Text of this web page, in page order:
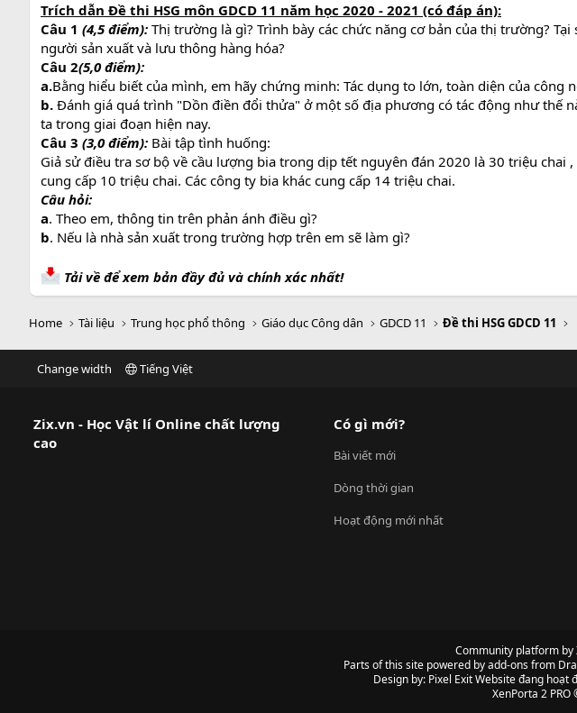
Trích dẫn Đề thi HSG môn GDCD 11 năm học 2020 - 2021 (có đáp án):
Câu 1 (4,5 điểm): Thị trường là gì? Trình bày các chức năng cơ bản của thị trường?
người sản xuất và lưu thông hàng hóa?
Câu 2(5,0 điểm):
a.Bằng hiểu biết của mình, em hãy chứng minh: Tác dụng to lớn, toàn diện của công
b. Đánh giá quá trình "Dồn điền đổi thửa" ở một số địa phương có tác động như thế
ta trong giai đoạn hiện nay.
Câu 3 (3,0 điểm): Bài tập tình huống:
Giả sử điều tra sơ bộ về cầu lượng bia trong dịp tết nguyên đán 2020 là 30 triệu chai
cung cấp 10 triệu chai. Các công ty bia khác cung cấp 14 triệu chai.
Câu hỏi:
a. Theo em, thông tin trên phản ánh điều gì?
b. Nếu là nhà sản xuất trong trường hợp trên em sẽ làm gì?
Tải về để xem bản đầy đủ và chính xác nhất!
Home Tài liệu Trung học phổ thông Giáo dục Công dân GDCD 11 Đề thi HSG GDCD 11
Change width Tiếng Việt
Zix.vn - Học Vật lí Online chất lượng
cao
Có gì mới?
Bài viết mới
Dòng thời gian
Hoạt động mới nhất
Community platform by
Parts of this site powered byadd-ons from
Design by: Pixel ExitWebsite đang hoạt
XenPorta 2 PRO